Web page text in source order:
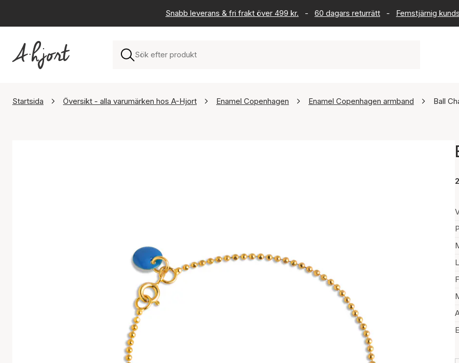
Snabb leverans & fri frakt över 499 kr. - 60 dagars returrätt - Femstjärnig
Startsida Översikt - alla varumärken hos A-Hjort Enamel Copenhagen Enamel Copenhagen armband Ball